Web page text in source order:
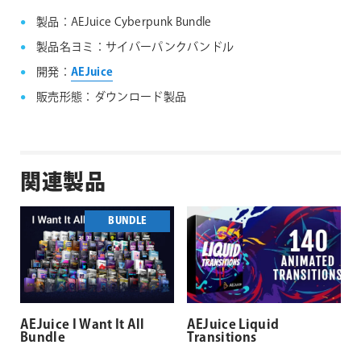
製品：AEJuice Cyberpunk Bundle
製品名ヨミ：サイバーパンクバンドル
開発： AEJuice
販売形態：ダウンロード製品
関連製品
BUNDLE
AEJuice I Want It All
Bundle
AEJuice Liquid
Transitions